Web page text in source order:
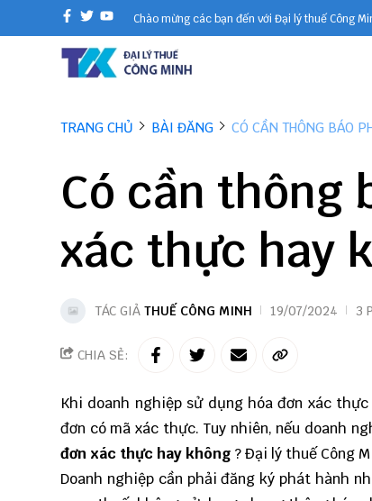
Chào mừng các bạn đến với Đại lý thuế Công
TRANG CHỦ BÀI ĐĂNG CÓ CẦN THÔNG BÁO
Có cần thông
xác thực hay
TÁC GIẢ THUẾ CÔNG MINH 19/07/2024 3
CHIA SẺ:
Khi doanh nghiệp sử dụng hóa đơn xác thực
đơn có mã xác thực. Tuy nhiên, nếu doanh
đơn xác thực hay không ?Đại lý thuế Công
Doanh nghiệp cần phải đăng ký phát hành